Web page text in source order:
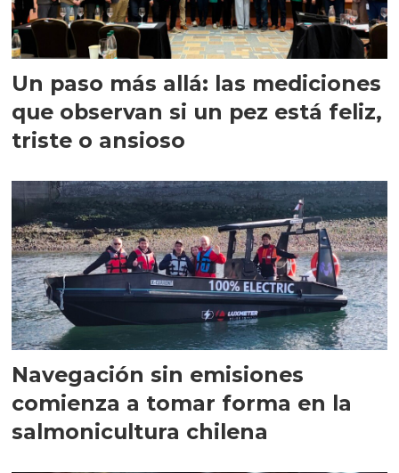
Un paso más allá: las mediciones
que observan si un pez está feliz,
triste o ansioso
Navegación sin emisiones
comienza a tomar forma en la
salmonicultura chilena